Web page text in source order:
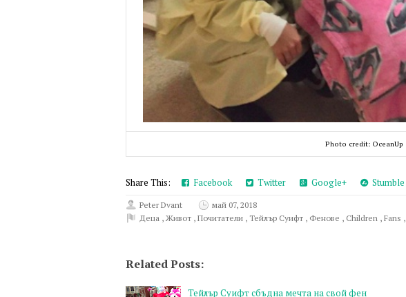
Photo credit: OceanUp
Share This: Facebook Twitter Google+ Stumble
Peter Dvant
май 07, 2018
Деца , Живот , Почитатели , Тейлър Суифт , Фенове , Children , Fans ,
Related Posts:
Тейлър Суифт сбъдна мечта на свой фен